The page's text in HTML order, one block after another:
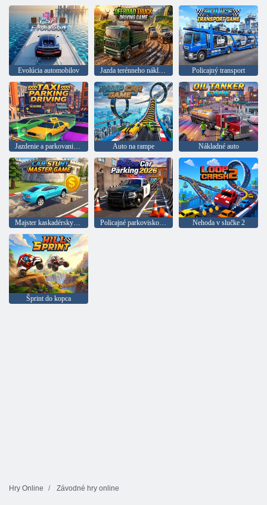
Evolúcia automobilov Jazda terénneho nákladného auta Policajný transport
Jazdenie a parkovanie taxíkov Auto na rampe Nákladné auto
Policajné parkovisko 2026 Nehoda v slučke 2
Šprint do kopca
Hry Online Závodné hry online